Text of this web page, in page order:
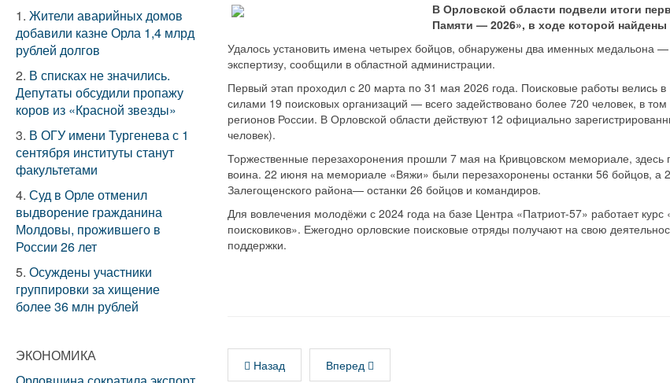
В Орловской области подвели итоги
Памяти — 2026», в ходе которой найдены
Удалось установить имена четырех бойцов, обнаружены два именных медальона
экспертизу, сообщили в областной администрации.
Первый этап проходил с 20 марта по 31 мая 2026 года. Поисковые работы велись в
силами 19 поисковых организаций — всего задействовано более 720 человек, в
регионов России. В Орловской области действуют 12 официально
человек).
Торжественные перезахоронения прошли 7 мая на Кривцовском мемориале, здесь
воина. 22 июня на мемориале «Вяжи» были перезахоронены останки 56 бойцов, а
Залегощенского района— останки 26 бойцов и командиров.
Для вовлечения молодёжи с 2024 года на базе Центра «Патриот‑57» работает
поисковиков». Ежегодно орловские поисковые отряды получают на свою
поддержки.
Назад Вперед
1. Жители аварийных домов
добавили казне Орла 1,4 млрд
рублей долгов
2. В списках не значились.
Депутаты обсудили пропажу
коров из «Красной звезды»
3. В ОГУ имени Тургенева с 1
сентября институты станут
факультетами
4. Суд в Орле отменил
выдворение гражданина
Молдовы, прожившего в
России 26 лет
5. Осуждены участники
группировки за хищение
более 36 млн рублей
ЭКОНОМИКА